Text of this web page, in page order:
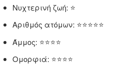
Νυχτερινή ζωή: ⭐
Αριθμός ατόμων: ⭐⭐⭐⭐⭐
Άμμος: ⭐⭐⭐⭐
Ομορφιά: ⭐⭐⭐⭐